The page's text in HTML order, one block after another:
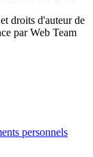
droits d'auteur de
par Web Team
personnels